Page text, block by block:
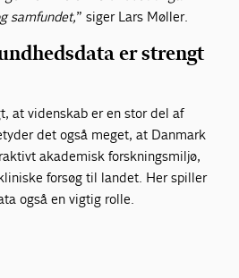
samfundet,” siger Lars Møller.
er strengt
at videnskab er en stor del af
det også meget, at Danmark
akademisk forskningsmiljø,
forsøg til landet. Her spiller
også en vigtig rolle.